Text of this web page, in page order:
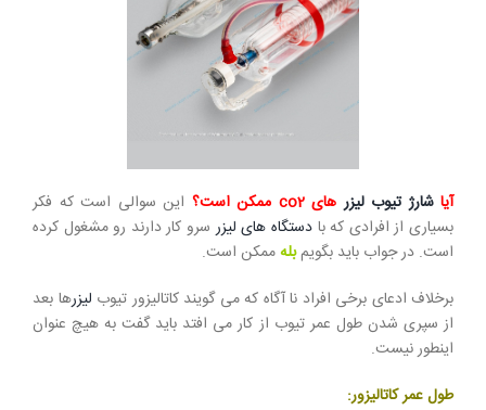
آیاشارژ تیوب لیزرهای co2 ممکن است؟
این سوالی است که فکر
بسیاری از افرادی که بادستگاه های لیزرسرو کار دارند رو مشغول کرده
است. در جواب باید بگویمبلهممکن است.
برخلاف ادعای برخی افراد نا آگاه که می گویند کاتالیزور تیوب لیزرها بعد
از سپری شدن طول عمر تیوب از کار می افتد باید گفت به هیچ عنوان
اینطور نیست.
طول عمر کاتالیزور: